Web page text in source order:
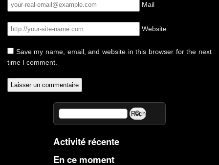
Mail
Website
Save my name, email, and website in this browser for the next
time I comment.
Activité récente
En ce moment